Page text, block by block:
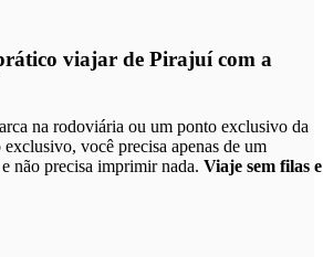
viajar de Pirajuí com a
na rodoviária ou um ponto exclusivo da
você precisa apenas de um
não precisa imprimir nada. Viaje sem filas e